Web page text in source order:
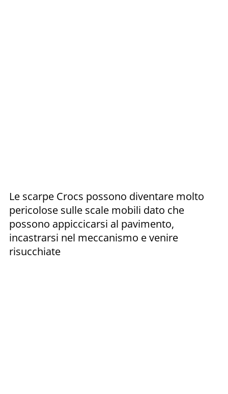
Le scarpe Crocs possono diventare molto
pericolose sulle scale mobili dato che
possono appiccicarsi al pavimento,
incastrarsi nel meccanismo e venire
risucchiate